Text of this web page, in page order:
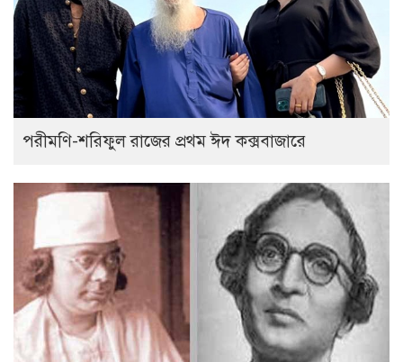
পরীমণি-শরিফুল রাজের প্রথম ঈদ কক্সবাজারে